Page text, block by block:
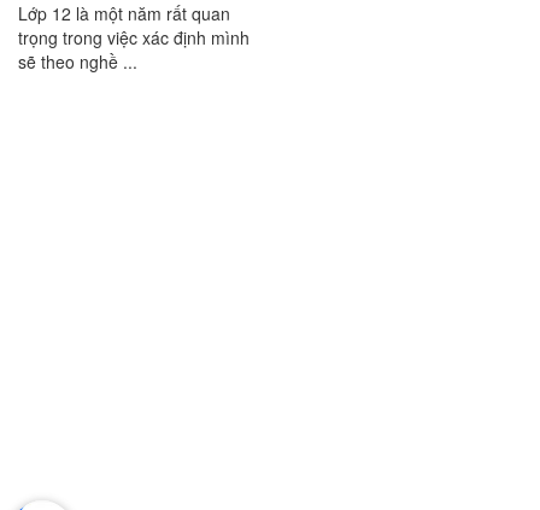
Lớp 12 là một năm rất quan
trọng trong việc xác định mình
sẽ theo nghề ...